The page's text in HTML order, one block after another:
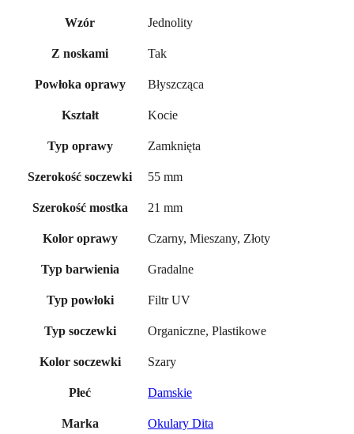
Wzór Jednolity
Z noskami Tak
Powłoka oprawy Błyszcząca
Kształt Kocie
Typ oprawy Zamknięta
Szerokość soczewki 55 mm
Szerokość mostka 21 mm
Kolor oprawy Czarny, Mieszany, Złoty
Typ barwienia Gradalne
Typ powłoki Filtr UV
Typ soczewki Organiczne, Plastikowe
Kolor soczewki Szary
Płeć Damskie
Marka Okulary Dita